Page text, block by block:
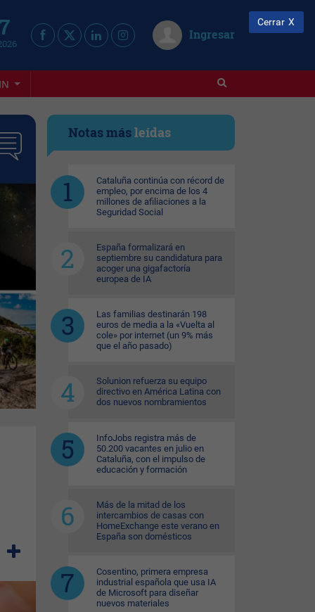
Ingresar
Notas másleídas
Cataluña continúa con récord de
empleo, por encima de los 4
millones de afiliaciones a la
Seguridad Social
España formalizará en
septiembre su candidatura para
acoger una gigafactoría
europea de IA
Las familias destinarán 198
euros de media a la «Vuelta al
cole» por internet (un 9% más
que el año pasado)
Solunion refuerza su equipo
directivo en América Latina con
dos nuevos nombramientos
InfoJobs registra más de
50.200 vacantes en julio en
Cataluña, con el impulso de
educación y formación
Más de la mitad de los
intercambios de casas con
HomeExchange este verano en
España son domésticos
Cosentino, primera empresa
industrial española que usa IA
de Microsoft para diseñar
nuevos materiales
Cerrar